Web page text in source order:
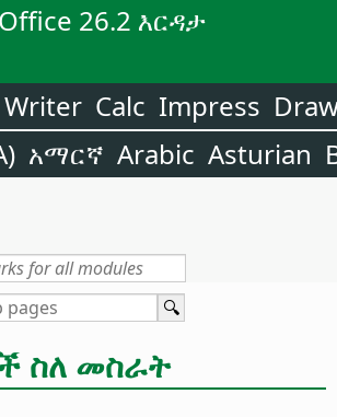
26.2 እርዳታ
Writer Calc Impress
አማርኛ Arabic Asturian
ስለ መስራት